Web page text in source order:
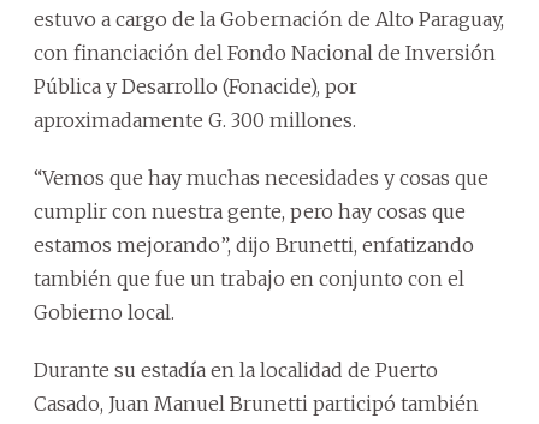
estuvo a cargo de la Gobernación de Alto Paraguay,
con financiación del Fondo Nacional de Inversión
Pública y Desarrollo (Fonacide), por
aproximadamente G. 300 millones.
“Vemos que hay muchas necesidades y cosas que
cumplir con nuestra gente, pero hay cosas que
estamos mejorando”, dijo Brunetti, enfatizando
también que fue un trabajo en conjunto con el
Gobierno local.
Durante su estadía en la localidad de Puerto
Casado, Juan Manuel Brunetti participó también